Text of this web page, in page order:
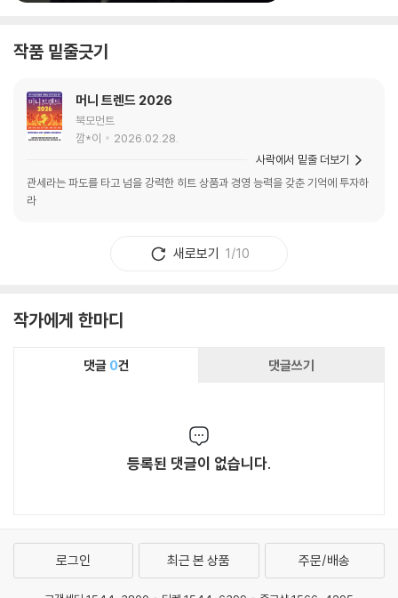
유성 선생님이 좋은 스승이 되어준 것처럼, 이 책
되어주기를 진심으로 바란다.
작품 밑줄긋기
머니 트렌드 2026
북모먼트
깜*이
2026.02.28.
관세라는 파도를 타고 넘을 강력한 히트 상품과 경영 능력을 갖춘 기억에 투자하
라
사락에서 밑줄 더보기
새로보기 1/10
작가에게 한마디
댓글 0건 댓글쓰기
등록된 댓글이 없습니다.
로그인 최근 본 상품 주문/배송